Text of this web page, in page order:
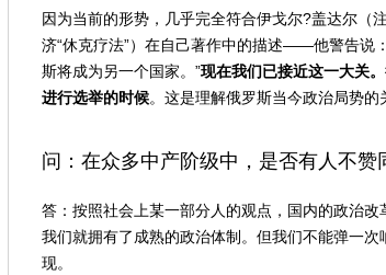
因为当前的形势，几乎完全符合伊戈尔?盖达尔（
济“休克疗法”）在自己著作中的描述——他警告说
斯将成为另一个国家。”现在我们已接近这一大关
进行选举的时候。这是理解俄罗斯当今政治局势的
问：在众多中产阶级中，是否有人不赞
答：按照社会上某一部分人的观点，国内的政治
我们就拥有了成熟的政治体制。但我们不能弹一
现。